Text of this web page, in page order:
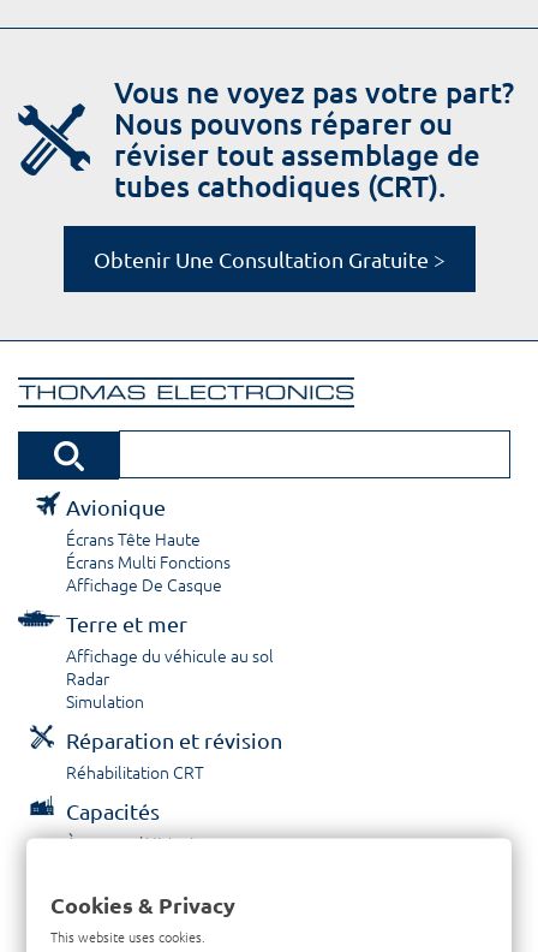
Vous ne voyez pas votre part?
Nous pouvons réparer ou
réviser tout assemblage de
tubes cathodiques (CRT).
Obtenir Une Consultation Gratuite >
Avionique
Écrans Tête Haute
Écrans Multi Fonctions
Affichage De Casque
Terre et mer
Affichage du véhicule au sol
Radar
Simulation
Réparation et révision
Réhabilitation CRT
Capacités
À propos / Historique
Contactez nous
Cookies & Privacy
This website uses cookies.